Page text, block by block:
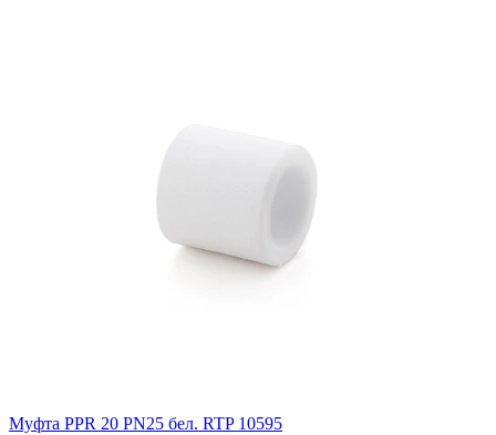
Муфта PPR 20 PN25 бел. RTP 10595